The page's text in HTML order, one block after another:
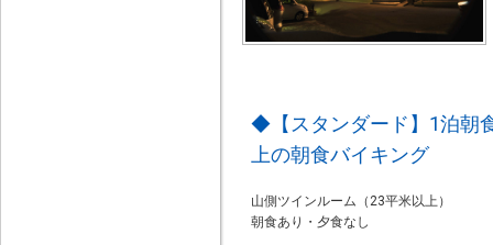
◆【スタンダード】1泊朝
上の朝食バイキング
山側ツインルーム（23平米以上）
朝食あり・夕食なし